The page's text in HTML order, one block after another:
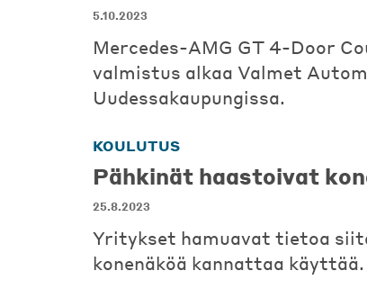
5.10.2023
Mercedes-AMG GT 4-Door
valmistus alkaa Valmet
Uudessakaupungissa.
KOULUTUS
Pähkinät haastoivat
25.8.2023
Yritykset hamuavat tietoa
konenäköä kannattaa käyttää.